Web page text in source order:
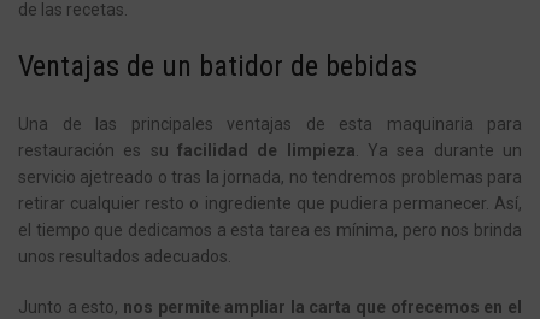
de las recetas.
Ventajas de un batidor de bebidas
Una de las principales ventajas de esta maquinaria para
restauración es su facilidad de limpieza. Ya sea durante un
servicio ajetreado o tras la jornada, no tendremos problemas para
retirar cualquier resto o ingrediente que pudiera permanecer. Así,
el tiempo que dedicamos a esta tarea es mínima, pero nos brinda
unos resultados adecuados.
Junto a esto, nos permite ampliar la carta que ofrecemos en el